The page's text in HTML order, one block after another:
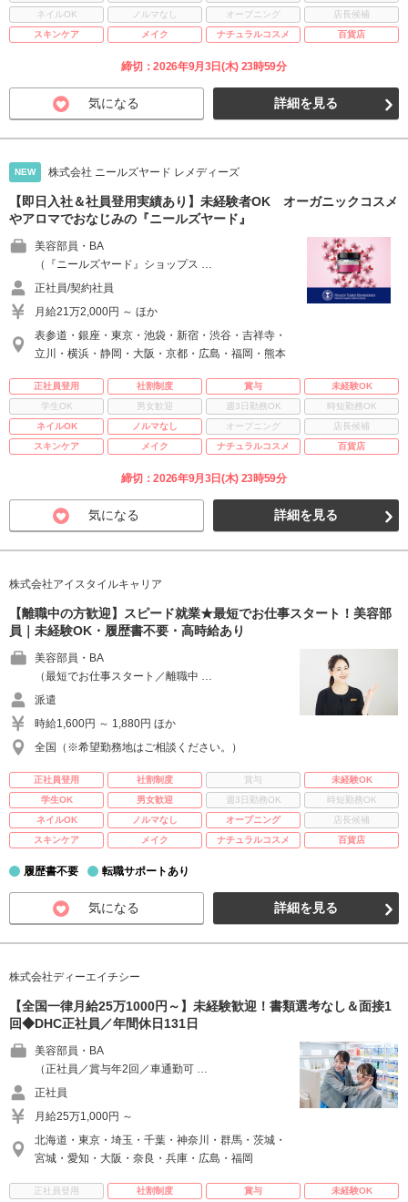
ネイルOK
ノルマなし オープニング
店長候補
スキンケア
メイク ナチュラルコスメ 百貨店
締切：2026年9月3日(木) 23時59分
気になる 詳細を見る
NEW 株式会社 ニールズヤード レメディーズ
【即日入社＆社員登用実績あり】未経験者OK オーガニックコスメ
やアロマでおなじみの『ニールズヤード』
美容部員・BA
（『ニールズヤード』ショップス …
正社員/契約社員
月給21万2,000円 ～ ほか
表参道・銀座・東京・池袋・新宿・渋谷・吉祥寺・
立川・横浜・静岡・大阪・京都・広島・福岡・熊本
正社員登用 社割制度 賞与
未経験OK
学生OK
男女歓迎 週3日勤務OK
時短勤務OK
ネイルOK
ノルマなし オープニング
店長候補
スキンケア
メイク ナチュラルコスメ 百貨店
締切：2026年9月3日(木) 23時59分
気になる 詳細を見る
株式会社アイスタイルキャリア
【離職中の方歓迎】スピード就業★最短でお仕事スタート！美容部
員｜未経験OK・履歴書不要・高時給あり
美容部員・BA
（最短でお仕事スタート／離職中 …
派遣
時給1,600円 ～ 1,880円 ほか
全国（※希望勤務地はご相談ください。）
正社員登用 社割制度 賞与
未経験OK
学生OK
男女歓迎 週3日勤務OK
時短勤務OK
ネイルOK
ノルマなし オープニング
店長候補
スキンケア
メイク ナチュラルコスメ 百貨店
履歴書不要 転職サポートあり
気になる 詳細を見る
株式会社ディーエイチシー
【全国一律月給25万1000円～】未経験歓迎！書類選考なし＆面接1
回◆DHC正社員／年間休日131日
美容部員・BA
（正社員／賞与年2回／車通勤可 …
正社員
月給25万1,000円 ～
北海道・東京・埼玉・千葉・神奈川・群馬・茨城・
宮城・愛知・大阪・奈良・兵庫・広島・福岡
正社員登用 社割制度 賞与
未経験OK